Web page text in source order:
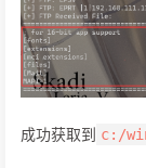
成功获取到 c:/